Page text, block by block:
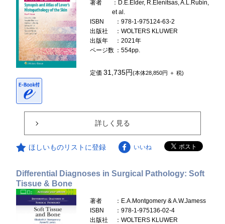
著者
：D.E.Elder, R.Elenitsas, A.L.Rubin,
et al.
ISBN
：978-1-975124-63-2
出版社
：WOLTERS KLUWER
出版年
：2021年
ページ数 ：554pp.
定価31,735円(本体28,850円 ＋ 税)
詳しく見る
ほしいものリストに登録 いいね
Differential Diagnoses in Surgical Pathology: Soft
Tissue & Bone
著者
：E.A.Montgomery & A.W.Jamess
ISBN
：978-1-975136-02-4
出版社
：WOLTERS KLUWER